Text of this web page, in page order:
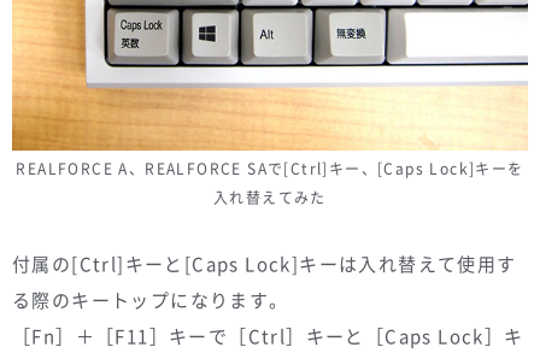
REALFORCE A、REALFORCE SAで[Ctrl]キー、[Caps Lock]キーを
入れ替えてみた
付属の[Ctrl]キーと[Caps Lock]キーは入れ替えて使用す
る際のキートップになります。
［Fn］＋［F11］キーで［Ctrl］キーと［Caps Lock］キ